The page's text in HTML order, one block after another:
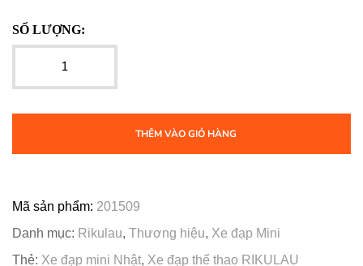
SỐ LƯỢNG:
THÊM VÀO GIỎ HÀNG
Mã sản phẩm: 201509
Danh mục: Rikulau, Thương hiệu, Xe đạp Mini
Thẻ: Xe đạp mini Nhật, Xe đạp thể thao RIKULAU